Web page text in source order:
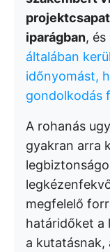
iparágban,
általában
időnyomást,
gondolkodás
A rohanás
gyakran arra
megfelelő
határidőket a
a kutatásnak,